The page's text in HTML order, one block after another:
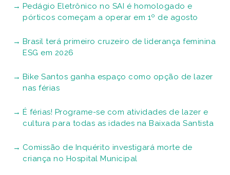
Pedágio Eletrônico no SAI é homologado e
pórticos começam a operar em 1º de agosto
Brasil terá primeiro cruzeiro de liderança feminina
ESG em 2026
Bike Santos ganha espaço como opção de lazer
nas férias
É férias! Programe-se com atividades de lazer e
cultura para todas as idades na Baixada Santista
Comissão de Inquérito investigará morte de
criança no Hospital Municipal